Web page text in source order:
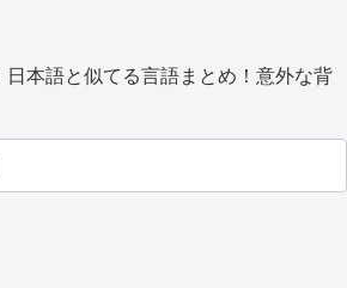
本語と似てる言語まとめ！意外な背